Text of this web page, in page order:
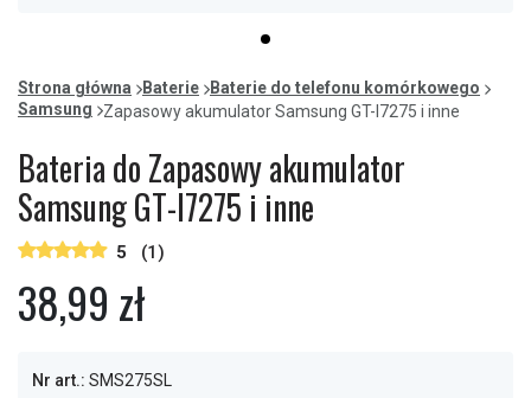
item
0
of
1
Strona główna Baterie
Baterie do telefonu komórkowego
Samsung
Zapasowy akumulator Samsung GT-I7275 i inne
Bateria do Zapasowy akumulator
Samsung GT-I7275 i inne
5 (1)
38,99 zł
Nr art.: SMS275SL